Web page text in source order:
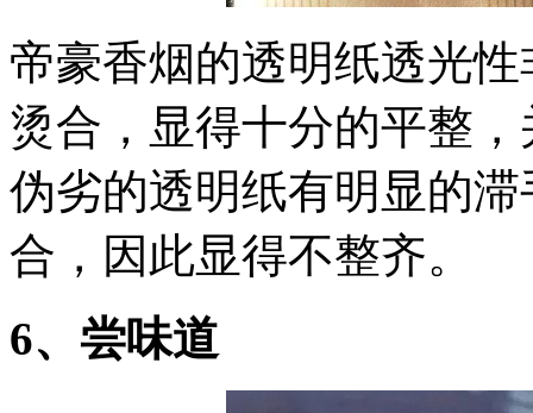
帝豪香烟的透明纸透光
烫合，显得十分的平整
伪劣的透明纸有明显的
合，因此显得不整齐。
6、尝味道